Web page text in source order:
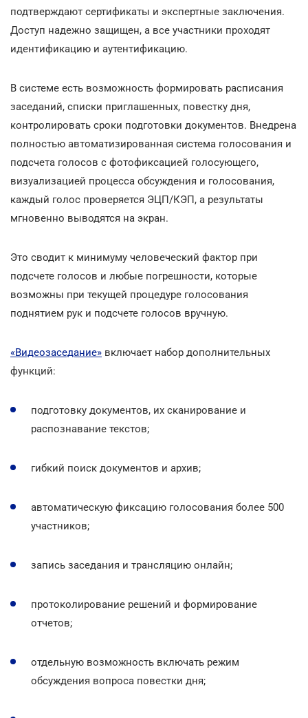
подтверждают сертификаты и экспертные заключения.
Доступ надежно защищен, а все участники проходят
идентификацию и аутентификацию.
В системе есть возможность формировать расписания
заседаний, списки приглашенных, повестку дня,
контролировать сроки подготовки документов. Внедрена
полностью автоматизированная система голосования и
подсчета голосов с фотофиксацией голосующего,
визуализацией процесса обсуждения и голосования,
каждый голос проверяется ЭЦП/КЭП, а результаты
мгновенно выводятся на экран.
Это сводит к минимуму человеческий фактор при
подсчете голосов и любые погрешности, которые
возможны при текущей процедуре голосования
поднятием рук и подсчете голосов вручную.
«Видеозаседание» включает набор дополнительных
функций:
подготовку документов, их сканирование и
распознавание текстов;
гибкий поиск документов и архив;
автоматическую фиксацию голосования более 500
участников;
запись заседания и трансляцию онлайн;
протоколирование решений и формирование
отчетов;
отдельную возможность включать режим
обсуждения вопроса повестки дня;